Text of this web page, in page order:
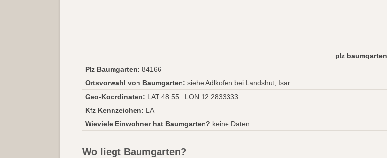
plz baumgarten
Plz Baumgarten: 84166
Ortsvorwahl von Baumgarten: siehe Adlkofen bei Landshut, Isar
Geo-Koordinaten: LAT 48.55 | LON 12.2833333
Kfz Kennzeichen: LA
Wieviele Einwohner hat Baumgarten? keine Daten
Wo liegt Baumgarten?